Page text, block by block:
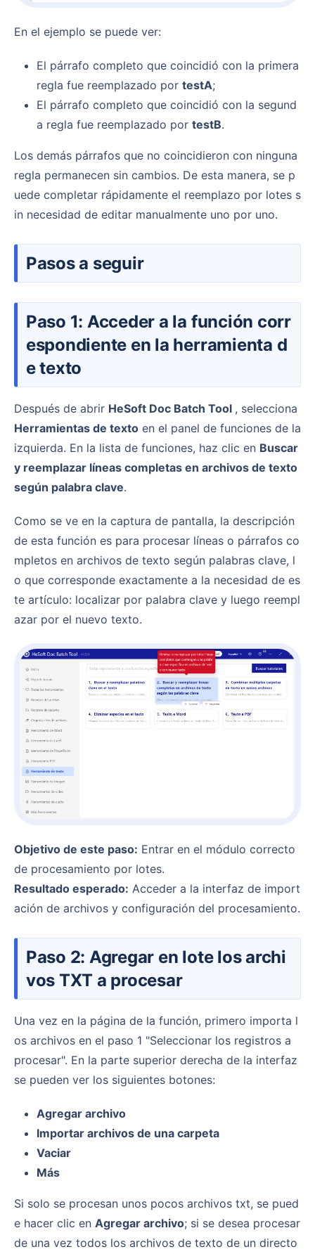
En el ejemplo se puede ver:
El párrafo completo que coincidió con la primera
regla fue reemplazado por testA;
El párrafo completo que coincidió con la segund
a regla fue reemplazado por testB.
Los demás párrafos que no coincidieron con ninguna
regla permanecen sin cambios. De esta manera, se p
uede completar rápidamente el reemplazo por lotes s
in necesidad de editar manualmente uno por uno.
Pasos a seguir
Paso 1: Acceder a la función corr
espondiente en la herramienta d
e texto
Después de abrir HeSoft Doc Batch Tool , selecciona
Herramientas de texto en el panel de funciones de la
izquierda. En la lista de funciones, haz clic en Buscar
y reemplazar líneas completas en archivos de texto
según palabra clave.
Como se ve en la captura de pantalla, la descripción
de esta función es para procesar líneas o párrafos co
mpletos en archivos de texto según palabras clave, l
o que corresponde exactamente a la necesidad de es
te artículo: localizar por palabra clave y luego reempl
azar por el nuevo texto.
Objetivo de este paso: Entrar en el módulo correcto
de procesamiento por lotes.
Resultado esperado: Acceder a la interfaz de import
ación de archivos y configuración del procesamiento.
Paso 2: Agregar en lote los archi
vos TXT a procesar
Una vez en la página de la función, primero importa l
os archivos en el paso 1 "Seleccionar los registros a
procesar". En la parte superior derecha de la interfaz
se pueden ver los siguientes botones:
Agregar archivo
Importar archivos de una carpeta
Vaciar
Más
Si solo se procesan unos pocos archivos txt, se pued
e hacer clic en Agregar archivo; si se desea procesar
de una vez todos los archivos de texto de un directo